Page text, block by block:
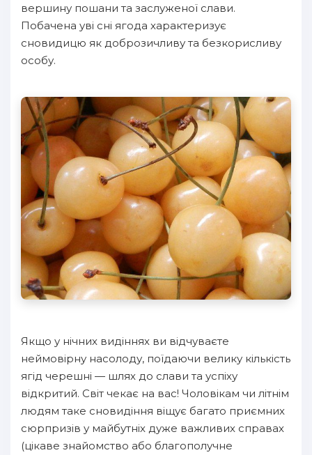
вершину пошани та заслуженої слави.
Побачена уві сні ягода характеризує
сновидицю як доброзичливу та безкорисливу
особу.
Якщо у нічних видіннях ви відчуваєте
неймовірну насолоду, поїдаючи велику кількість
ягід черешні — шлях до слави та успіху
відкритий. Світ чекає на вас! Чоловікам чи літнім
людям таке сновидіння віщує багато приємних
сюрпризів у майбутніх дуже важливих справах
(цікаве знайомство або благополучне